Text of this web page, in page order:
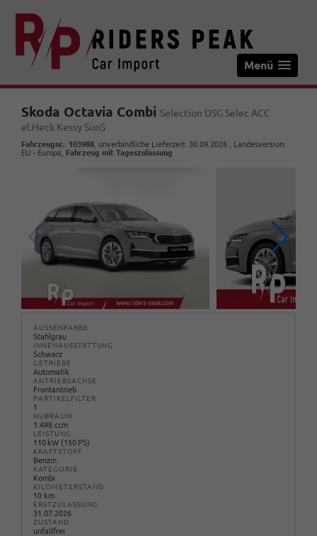
Menü
Skoda Octavia Combi Selection DSG Selec ACC
el.Heck Kessy SunS
Fahrzeugnr.: 103988 , unverbindliche Lieferzeit: 30.09.2026 , Landesversion:
EU - Europa, Fahrzeug mit Tageszulassung
AUSSENFARBE
Stahlgrau
INNENAUSSTATTUNG
Schwarz
GETRIEBE
Automatik
ANTRIEBSACHSE
Frontantrieb
PARTIKELFILTER
1
HUBRAUM
1.498 ccm
LEISTUNG
110 kW (150 PS)
KRAFTSTOFF
Benzin
KATEGORIE
Kombi
KILOMETERSTAND
10 km
ERSTZULASSUNG
31.07.2026
ZUSTAND
unfallfrei